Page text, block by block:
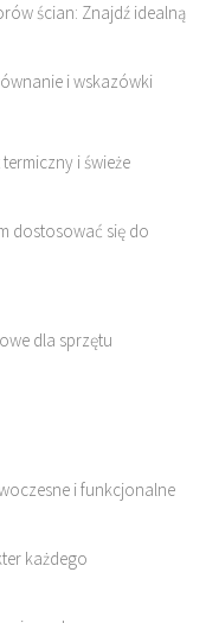
ścian: Znajdź idealną
i wskazówki
i świeże
dostosować się do
dla sprzętu
i funkcjonalne
każdego